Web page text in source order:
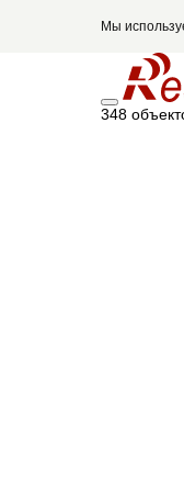
Мы
348